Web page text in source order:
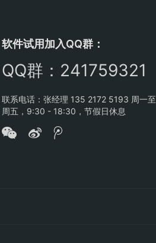
软件试用加入QQ群：
QQ群：241759321
联系电话：张经理 135 2172 5193 周一至
周五，9:30 - 18:30，节假日休息